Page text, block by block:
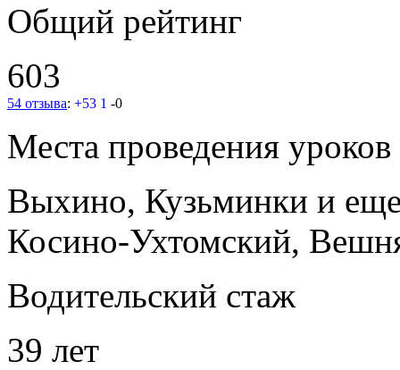
Общий рейтинг
603
54 отзыва: +53 1 -0
Места проведения уроков
Выхино, Кузьминки и
Косино-Ухтомский,
Водительский стаж
39 лет